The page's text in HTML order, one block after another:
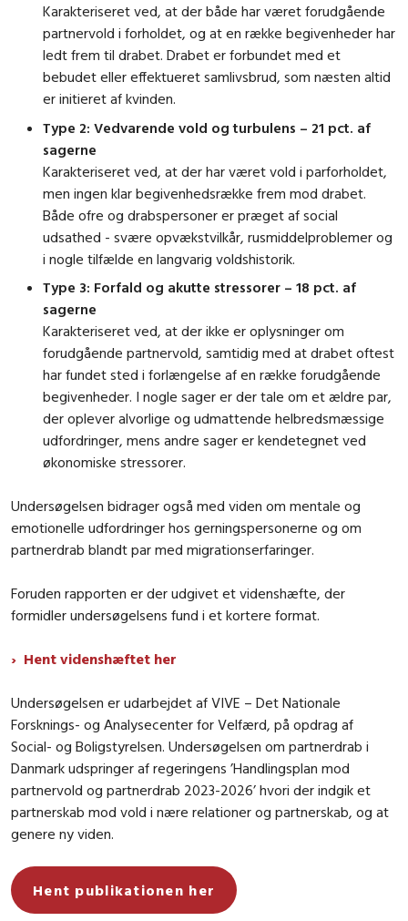
Karakteriseret ved, at der både har været forudgående
partnervold i forholdet, og at en række begivenheder har
ledt frem til drabet. Drabet er forbundet med et
bebudet eller effektueret samlivsbrud, som næsten altid
er initieret af kvinden.
Type 2: Vedvarende vold og turbulens – 21 pct. af
sagerne
Karakteriseret ved, at der har været vold i parforholdet,
men ingen klar begivenhedsrække frem mod drabet.
Både ofre og drabspersoner er præget af social
udsathed - svære opvækstvilkår, rusmiddelproblemer og
i nogle tilfælde en langvarig voldshistorik.
Type 3: Forfald og akutte stressorer – 18 pct. af
sagerne
Karakteriseret ved, at der ikke er oplysninger om
forudgående partnervold, samtidig med at drabet oftest
har fundet sted i forlængelse af en række forudgående
begivenheder. I nogle sager er der tale om et ældre par,
der oplever alvorlige og udmattende helbredsmæssige
udfordringer, mens andre sager er kendetegnet ved
økonomiske stressorer.
Undersøgelsen bidrager også med viden om mentale og
emotionelle udfordringer hos gerningspersonerne og om
partnerdrab blandt par med migrationserfaringer.
Foruden rapporten er der udgivet et videnshæfte, der
formidler undersøgelsens fund i et kortere format.
Hent videnshæftet her
Undersøgelsen er udarbejdet af VIVE – Det Nationale
Forsknings- og Analysecenter for Velfærd, på opdrag af
Social- og Boligstyrelsen. Undersøgelsen om partnerdrab i
Danmark udspringer af regeringens ’Handlingsplan mod
partnervold og partnerdrab 2023-2026’ hvori der indgik et
partnerskab mod vold i nære relationer og partnerskab, og at
genere ny viden.
Hent publikationen her